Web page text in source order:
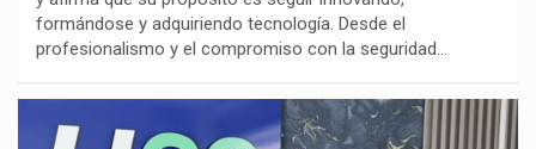
formándose y adquiriendo tecnología. Desde el
profesionalismo y el compromiso con la seguridad…